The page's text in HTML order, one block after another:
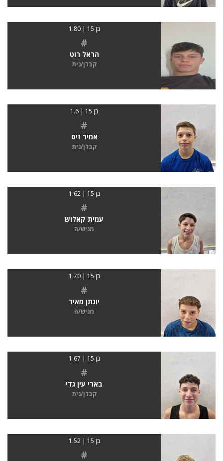
בן 15 | 1.80
#
הראל רוט
קבלן/נית
בן 15 | 1.6
#
אמיר זיס
קבלן/נית
בן 15 | 1.62
#
עמית קאלוש
מגיש/ה
בן 15 | 1.70
#
יונתן מאיר
מגיש/ה
בן 15 | 1.67
#
בארי עין גדי
קבלן/נית
בן 15 | 1.52
#